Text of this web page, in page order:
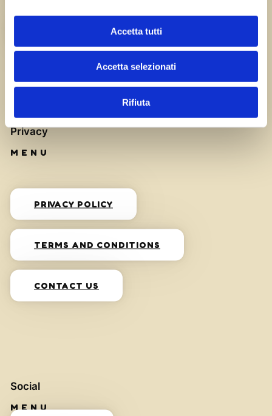
Accetta tutti
Accetta selezionati
Rifiuta
Privacy
PRIVACY POLICY
TERMS AND CONDITIONS
CONTACT US
Social